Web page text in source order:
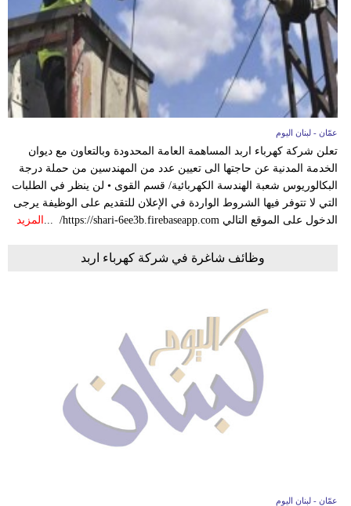
وسفر
ديكور
أخبار
إعلام
تعليم
مرأة
أزياء
عمّان - لبنان اليوم
تعلن شركة كهرباء اربد المساهمة العامة المحدودة وبالتعاون مع ديوان
الخدمة المدنية عن حاجتها الى تعيين عدد من المهندسين من حملة درجة
البكالوريوس شعبة الهندسة الكهربائية/ قسم القوى • لن ينظر في الطلبات
التي لا تتوفر فيها الشروط الواردة في الإعلان للتقديم على الوظيفة يرجى
الدخول على الموقع التالي https://shari-6ee3b.firebaseapp.com/ ...
المزيد
وظائف شاغرة في شركة كهرباء اربد
عمّان - لبنان اليوم